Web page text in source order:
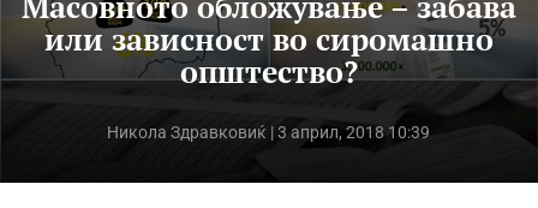
или зависност во сиромашно
општество?
Никола Здравковиќ | 3 април, 2018 10:39